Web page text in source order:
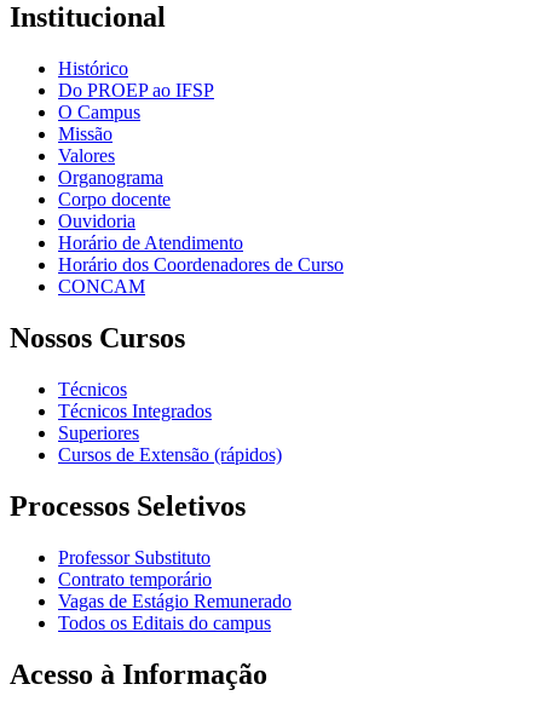
Institucional
Histórico
Do PROEP ao IFSP
O Campus
Missão
Valores
Organograma
Corpo docente
Ouvidoria
Horário de Atendimento
Horário dos Coordenadores de Curso
CONCAM
Nossos Cursos
Técnicos
Técnicos Integrados
Superiores
Cursos de Extensão (rápidos)
Processos Seletivos
Professor Substituto
Contrato temporário
Vagas de Estágio Remunerado
Todos os Editais do campus
Acesso à Informação